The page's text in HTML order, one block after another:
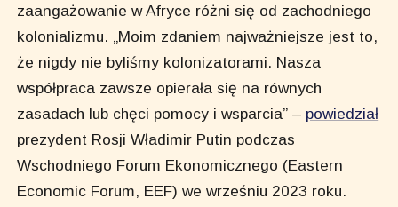
zaangażowanie w Afryce różni się od zachodniego
kolonializmu. „Moim zdaniem najważniejsze jest to,
że nigdy nie byliśmy kolonizatorami. Nasza
współpraca zawsze opierała się na równych
zasadach lub chęci pomocy i wsparcia” – powiedział
prezydent Rosji Władimir Putin podczas
Wschodniego Forum Ekonomicznego (Eastern
Economic Forum, EEF) we wrześniu 2023 roku.